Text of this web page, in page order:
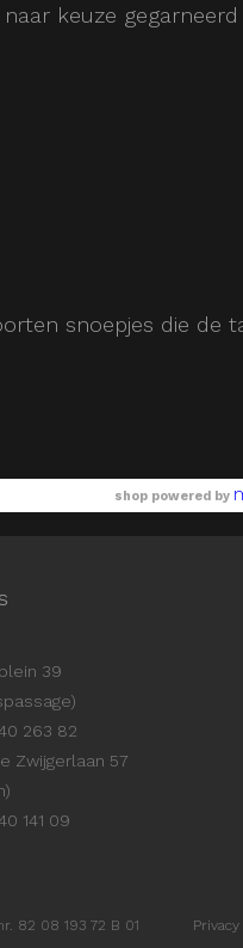
keuze
snoepjes die de
shop powered by
39
263 82
Zwijgerlaan 57
141 09
82 08 193 72 B 01